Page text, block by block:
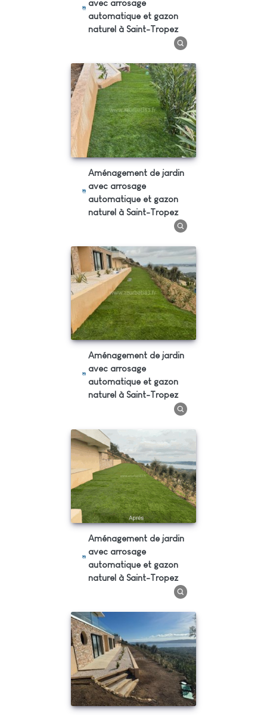
avec arrosage
automatique et gazon
naturel à Saint-Tropez
Aménagement de jardin
avec arrosage
automatique et gazon
naturel à Saint-Tropez
Aménagement de jardin
avec arrosage
automatique et gazon
naturel à Saint-Tropez
Aménagement de jardin
avec arrosage
automatique et gazon
naturel à Saint-Tropez